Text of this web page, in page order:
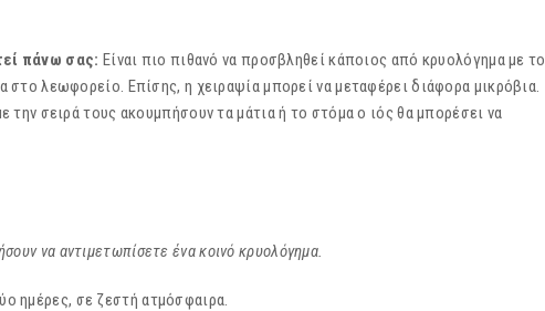
πάνω σας: Είναι πιο πιθανό να προσβληθεί κάποιος από κρυολόγημα με το
στο λεωφορείο. Επίσης, η χειραψία μπορεί να μεταφέρει διάφορα μικρόβια.
την σειρά τους ακουμπήσουν τα μάτια ή το στόμα ο ιός θα μπορέσει να
να αντιμετωπίσετε ένα κοινό κρυολόγημα.
ημέρες, σε ζεστή ατμόσφαιρα.